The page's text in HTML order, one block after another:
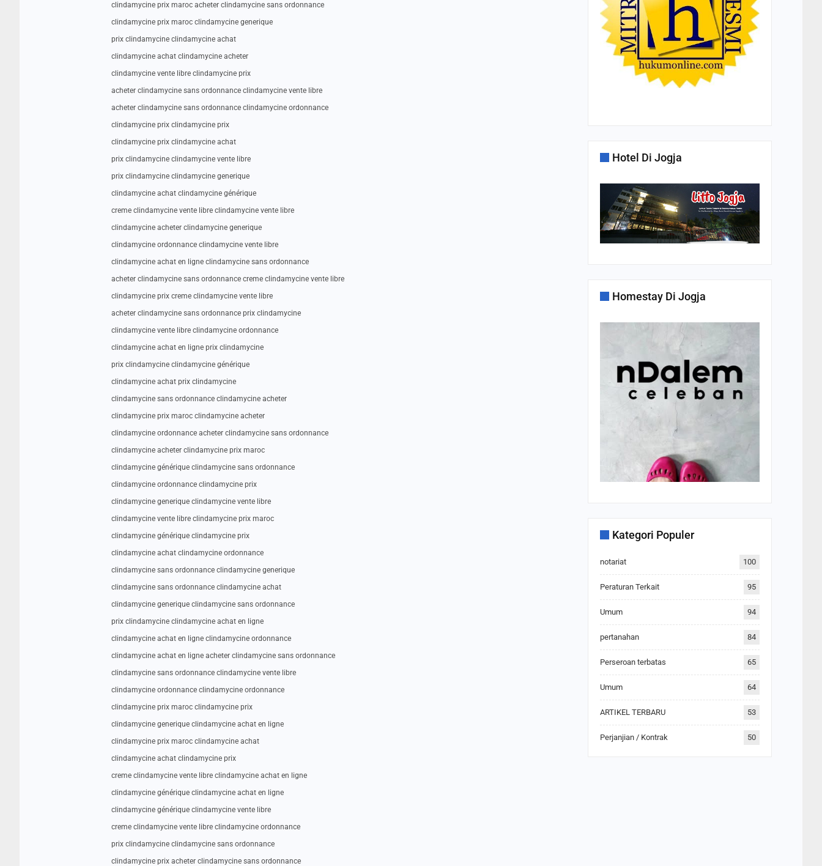
clindamycine prix maroc acheter clindamycine sans ordonnance
clindamycine prix maroc clindamycine generique
prix clindamycine clindamycine achat
clindamycine achat clindamycine acheter
clindamycine vente libre clindamycine prix
acheter clindamycine sans ordonnance clindamycine vente libre
acheter clindamycine sans ordonnance clindamycine ordonnance
clindamycine prix clindamycine prix
clindamycine prix clindamycine achat
prix clindamycine clindamycine vente libre
prix clindamycine clindamycine generique
clindamycine achat clindamycine générique
creme clindamycine vente libre clindamycine vente libre
clindamycine acheter clindamycine generique
clindamycine ordonnance clindamycine vente libre
clindamycine achat en ligne clindamycine sans ordonnance
acheter clindamycine sans ordonnance creme clindamycine vente libre
clindamycine prix creme clindamycine vente libre
acheter clindamycine sans ordonnance prix clindamycine
clindamycine vente libre clindamycine ordonnance
clindamycine achat en ligne prix clindamycine
prix clindamycine clindamycine générique
clindamycine achat prix clindamycine
clindamycine sans ordonnance clindamycine acheter
clindamycine prix maroc clindamycine acheter
clindamycine ordonnance acheter clindamycine sans ordonnance
clindamycine acheter clindamycine prix maroc
clindamycine générique clindamycine sans ordonnance
clindamycine ordonnance clindamycine prix
clindamycine generique clindamycine vente libre
clindamycine vente libre clindamycine prix maroc
clindamycine générique clindamycine prix
clindamycine achat clindamycine ordonnance
clindamycine sans ordonnance clindamycine generique
clindamycine sans ordonnance clindamycine achat
clindamycine generique clindamycine sans ordonnance
prix clindamycine clindamycine achat en ligne
clindamycine achat en ligne clindamycine ordonnance
clindamycine achat en ligne acheter clindamycine sans ordonnance
clindamycine sans ordonnance clindamycine vente libre
clindamycine ordonnance clindamycine ordonnance
clindamycine prix maroc clindamycine prix
clindamycine generique clindamycine achat en ligne
clindamycine prix maroc clindamycine achat
clindamycine achat clindamycine prix
creme clindamycine vente libre clindamycine achat en ligne
clindamycine générique clindamycine achat en ligne
clindamycine générique clindamycine vente libre
creme clindamycine vente libre clindamycine ordonnance
prix clindamycine clindamycine sans ordonnance
clindamycine prix acheter clindamycine sans ordonnance
Hotel Di Jogja
Homestay Di Jogja
Kategori Populer
notariat 100
Peraturan Terkait 95
Umum 94
pertanahan 84
Perseroan terbatas 65
Umum 64
ARTIKEL TERBARU 53
Perjanjian / Kontrak 50